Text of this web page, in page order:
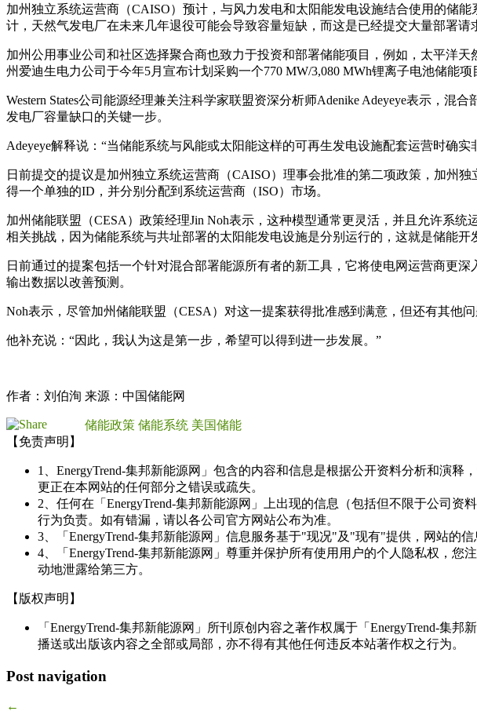
加州独立系统运营商（CAISO）预计，与风力发电和太阳能发电设施结合使用的储
计，天然气发电厂在未来几年退役可能会导致容量短缺，而这是已经提交大量部署请
加州公用事业公司和社区选择聚合商也致力于投资和部署储能项目，例如，太平洋
州爱迪生电力公司于今年5月宣布计划采购一个770 MW/3,080 MWh锂离子电池储能项
Western States公司能源经理兼关注科学家联盟资深分析师Adenike Adeyeye表示，
发电厂容量缺口的关键一步。
Adeyeye解释说：“当储能系统与风能或太阳能这样的可再生发电设施配套运营时确
日前提交的提议是加州独立系统运营商（CAISO）理事会批准的第二项政策，加州
得一个单独的ID，并分别分配到系统运营商（ISO）市场。
加州储能联盟（CESA）政策经理Jin Noh表示，这种模型通常更灵活，并且允许系
相关挑战，因为储能系统与共址部署的太阳能发电设施是分别运行的，这就是储能开
日前通过的提案包括一个针对混合部署能源所有者的新工具，它将使电网运营商更
输出数据以改善预测。
Noh表示，尽管加州储能联盟（CESA）对这一提案获得批准感到满意，但还有其他
他补充说：“因此，我认为这是第一步，希望可以得到进一步发展。”
作者：刘伯洵 来源：中国储能网
储能政策 储能系统 美国储能
【免责声明】
1、EnergyTrend-集邦新能源网」包含的内容和信息是根据公开资料分析和演
更正在本网站的任何部分之错误或疏失。
2、任何在「EnergyTrend-集邦新能源网」上出现的信息（包括但不限于公司
行为负责。如有错漏，请以各公司官方网站公布为准。
3、「EnergyTrend-集邦新能源网」信息服务基于"现况"及"现有"提供，网站的信
4、「EnergyTrend-集邦新能源网」尊重并保护所有使用用户的个人隐私权，
动地泄露给第三方。
【版权声明】
「EnergyTrend-集邦新能源网」所刊原创内容之著作权属于「EnergyTrend-集
播送或出版该内容之全部或局部，亦不得有其他任何违反本站著作权之行为。
Post navigation
←